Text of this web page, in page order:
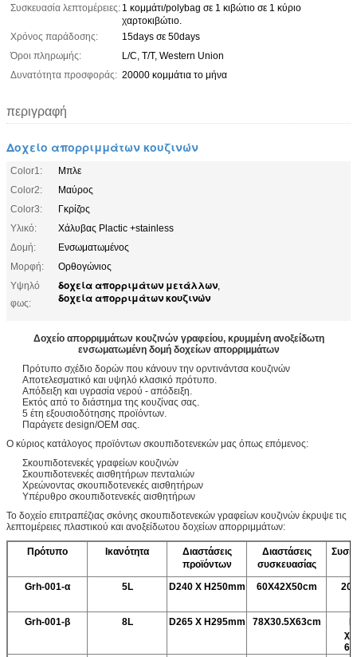
Συσκευασία λεπτομέρειες: 1 κομμάτι/polybag σε 1 κιβώτιο σε 1 κύριο
χαρτοκιβώτιο.
Χρόνος παράδοσης:
15days σε 50days
Όροι πληρωμής:
L/C, T/T, Western Union
Δυνατότητα προσφοράς: 20000 κομμάτια το μήνα
περιγραφή
Δοχείο απορριμμάτων κουζινών
Color1:
Μπλε
Color2:
Μαύρος
Color3:
Γκρίζος
Υλικό:
Χάλυβας Plactic +stainless
Δομή:
Ενσωματωμένος
Μορφή:
Ορθογώνιος
Υψηλό
φως:
δοχεία απορριμάτων μετάλλων,
δοχεία απορριμάτων κουζινών
Δοχείο απορριμμάτων κουζινών γραφείου, κρυμμένη ανοξείδωτη
ενσωματωμένη δομή δοχείων απορριμμάτων
Πρότυπο σχέδιο δορών που κάνουν την ορντινάντσα κουζινών
Αποτελεσματικό και υψηλό κλασικό πρότυπο.
Απόδειξη και υγρασία νερού - απόδειξη.
Εκτός από το διάστημα της κουζίνας σας.
5 έτη εξουσιοδότησης προϊόντων.
Παράγετε design/OEM σας.
Ο κύριος κατάλογος προϊόντων σκουπιδοτενεκών μας όπως επόμενος:
Σκουπιδοτενεκές γραφείων κουζινών
Σκουπιδοτενεκές αισθητήρων πενταλιών
Χρεώνοντας σκουπιδοτενεκές αισθητήρων
Υπέρυθρο σκουπιδοτενεκές αισθητήρων
Το δοχείο επιτραπέζιας σκόνης σκουπιδοτενεκών γραφείων κουζινών έκρυψε τις
λεπτομέρειες πλαστικού και ανοξείδωτου δοχείων απορριμμάτων:
Πρότυπο Ικανότητα
Διαστάσεις
προϊόντων
Διαστάσεις
συσκευασίας
Grh-001-α 5L D240 Χ H250mm 60X42X50cm
Grh-001-β 8L D265 Χ H295mm 78X30.5X63cm